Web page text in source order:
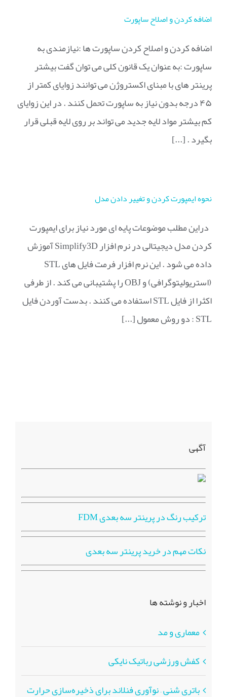
اضافه کردن و اصلاح ساپورت
اضافه کردن و اصلاح کردن ساپورت ها :نیازمندی به
ساپورت :به عنوان یک قانون کلی می توان گفت بیشتر
پرینتر های با مبنای اکستروژن می توانند زوایای کمتر از
۴۵ درجه بدون نیاز به ساپورت تحمل کنند . در این زوایای
کم بیشتر مواد لایه جدید می تواند بر روی لایه قبلی قرار
بگیرد . [...]
نحوه ایمپورت کردن و تغییر دادن مدل
دراین مطلب موضوعات پایه ای مورد نیاز برای ایمپورت
کردن مدل دیجیتالی در نرم افزار Simplify3D آموزش
داده می شود . این نرم افزار فرمت فایل های STL
(استریولیتوگرافی) و OBJ را پشتیبانی می کند . از طرفی
اکثرا از فایل STL استفاده می کنند . بدست آوردن فایل
STL : دو روش معمول [...]
آگهی
ترکیب رنگ در پرینتر سه بعدی FDM
نکات مهم در خرید پرینتر سه بعدی
اخبار و نوشته ها
معماری و مد
کفش ورزشی رباتیک نایکی
باتری شنی – نوآوری فنلاند برای ذخیره‌سازی حرارت